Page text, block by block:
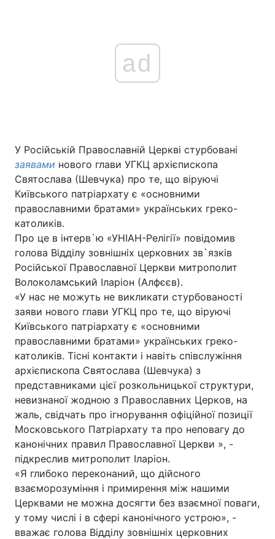
ad
У Російській Православній Церкві стурбовані
заявами нового глави УГКЦ архієпископа
Святослава (Шевчука) про те, що віруючі
Київського патріархату є «основними
православними братами» українських греко-
католиків.
Про це в інтерв`ю «УНІАН-Релігії» повідомив
голова Відділу зовнішніх церковних зв`язків
Російської Православної Церкви митрополит
Волоколамський Іларіон (Алфєєв).
«У нас не можуть не викликати стурбованості
заяви нового глави УГКЦ про те, що віруючі
Київського патріархату є «основними
православними братами» українських греко-
католиків. Тісні контакти і навіть співслужіння
архієпископа Святослава (Шевчука) з
представниками цієї розкольницької структури,
невизнаної жодною з Православних Церков, на
жаль, свідчать про ігнорування офіційної позиції
Московського Патріархату та про неповагу до
канонічних правил Православної Церкви », -
підкреслив митрополит Іларіон.
«Я глибоко переконаний, що дійсного
взаєморозуміння і примирення між нашими
Церквами не можна досягти без взаємної поваги,
у тому числі і в сфері канонічного устрою», -
вважає голова Відділу зовнішніх церковних